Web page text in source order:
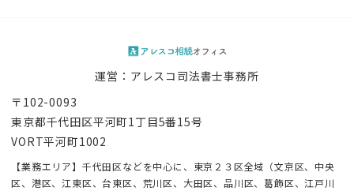
運営：アレスコ司法書士事務所
〒102-0093
東京都千代田区平河町1丁目5番15号
VORT平河町1002
【業務エリア】千代田区などを中心に、東京２３区全域（文京区、中央
区、港区、江東区、台東区、荒川区、大田区、品川区、葛飾区、江戸川